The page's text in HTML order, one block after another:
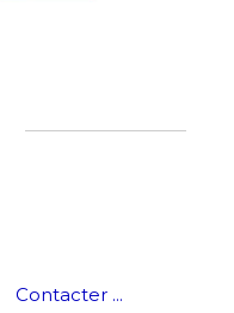
Contacter ...